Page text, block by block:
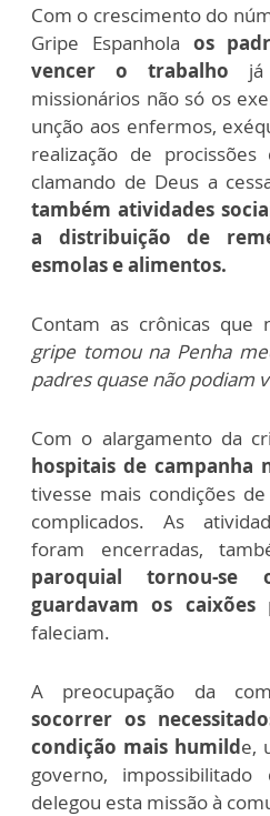
Com o crescimento do
Gripe Espanhola os
vencer o trabalho já
missionários não só os
unção aos enfermos,
realização de
clamando de Deus a
também atividades
a distribuição de
esmolas e alimentos.
Contam as crônicas
gripe tomou na Penha
padres quase não podiam
Com o alargamento da
hospitais de campanha
tivesse mais condições
complicados. As
foram encerradas,
paroquial tornou-
guardavam os caixões
faleciam.
A preocupação da
socorrer os
condição mais humilde,
governo,
delegou esta missão à